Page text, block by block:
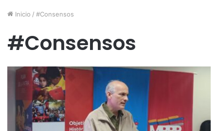
Inicio / #Consensos
#Consensos